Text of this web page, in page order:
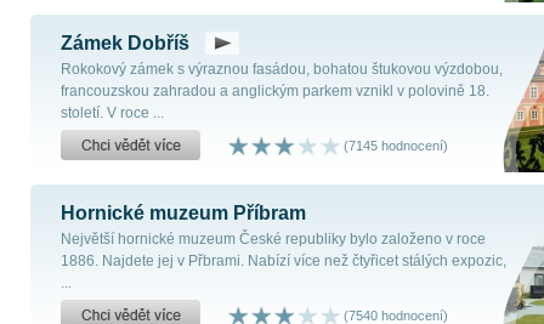
Zámek Dobříš
Rokokový zámek s výraznou fasádou, bohatou štukovou výzdobou,
francouzskou zahradou a anglickým parkem vznikl v polovině 18.
století. V roce ...
(7145 hodnocení)
Hornické muzeum Příbram
Největší hornické muzeum České republiky bylo založeno v roce
1886. Najdete jej v Přbrami. Nabízí více než čtyřicet stálých expozic,
...
(7540 hodnocení)